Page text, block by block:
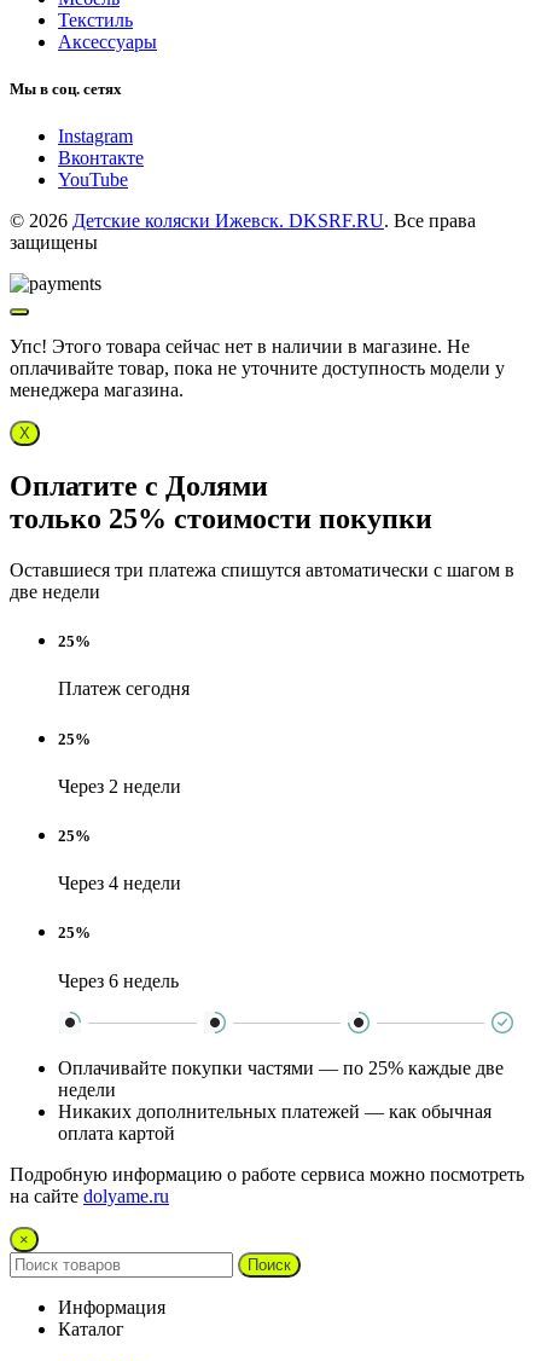
Текстиль
Аксессуары
Мы в соц. сетях
Instagram
Вконтакте
YouTube
© 2026 Детские коляски Ижевск. DKSRF.RU. Все права
защищены
Упс! Этого товара сейчас нет в наличии в магазине. Не
оплачивайте товар, пока не уточните доступность модели у
менеджера магазина.
X
Оплатите с Долями
только 25% стоимости покупки
Оставшиеся три платежа спишутся автоматически с шагом в
две недели
25%
Платеж сегодня
25%
Через 2 недели
25%
Через 4 недели
25%
Через 6 недель
Оплачивайте покупки частями — по 25% каждые две
недели
Никаких дополнительных платежей — как обычная
оплата картой
Подробную информацию о работе сервиса можно посмотреть
на сайте dolyame.ru
×
Поиск
Информация
Каталог